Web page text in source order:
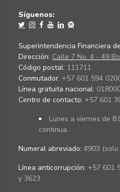
Síguenos:
Superintendencia Financiera
Dirección: Calle 7 No. 4 - 49
Código postal: 111711
Conmutador: +57 601 594
Línea gratuita nacional:
Centro de contacto: +57 601
Lunes a viernes de
continua.
Numeral abreviado: #903
Línea anticorrupción: +57 601
y 3623